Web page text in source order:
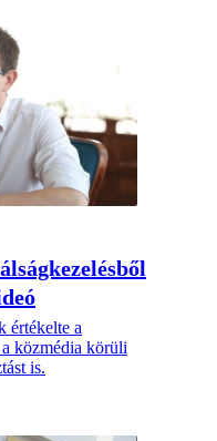
értékelte a
közmédia körüli
is.